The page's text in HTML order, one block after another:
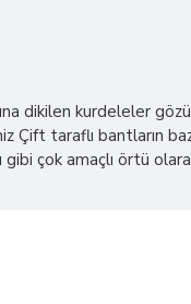
dikilen kurdeleler
Çift taraflı bantların
çok amaçlı örtü